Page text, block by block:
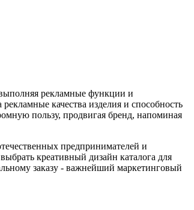
рекламные функции и
качества изделия и способность
пользу, продвигая бренд, напоминая
предпринимателей и
креативный дизайн каталога для
заказу - важнейший маркетинговый